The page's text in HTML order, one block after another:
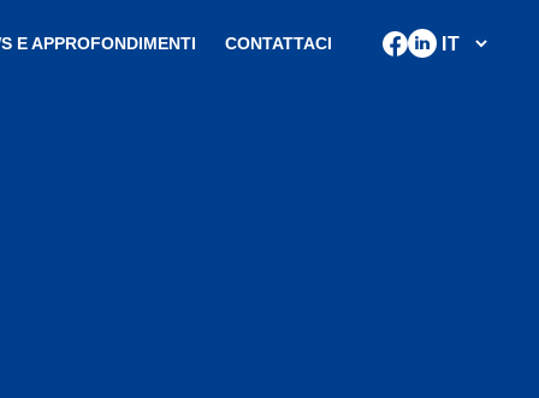
E APPROFONDIMENTI CONTATTACI